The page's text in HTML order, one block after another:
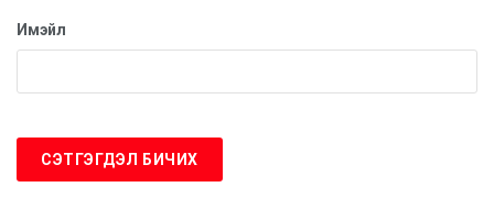
борлуулалтын орлоготой аж ахуйн нэгжийг Нэмэгдсэн
баталлаа. Мөн Онцгой албан татварт өөрчлөлт оруулсан. Мөн
хойшлуулах, аж ахуйн нэгжийн тайлангаа гаргаж,
тушаах хугацааг хоёр жилээр оновчтой болгох зэрэг
Имэйл